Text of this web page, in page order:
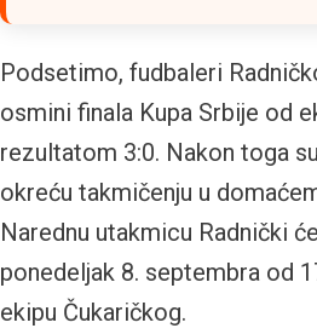
Podsetimo, fudbaleri
osmini finala Kupa Srbije od
rezultatom 3:0. Nakon toga
okreću takmičenju u
Narednu utakmicu Radnički
ponedeljak 8. septembra od
ekipu Čukaričkog.